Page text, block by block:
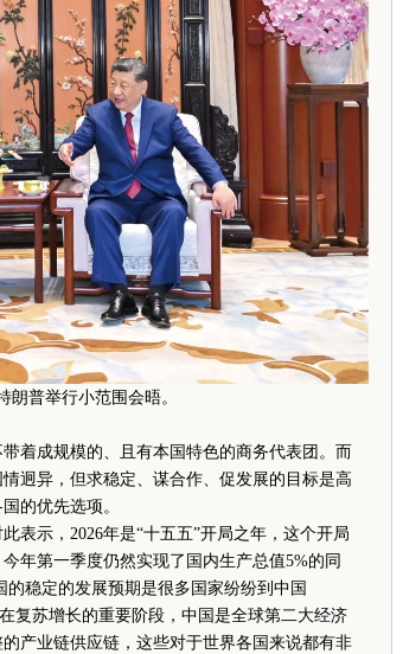
普举行小范围会晤。
成规模的、且有本国特色的商务代表团。而
迥异，但求稳定、谋合作、促发展的目标是高
的优先选项。
示，2026年是“十五五”开局之年，这个开局
年第一季度仍然实现了国内生产总值5%的同
的稳定的发展预期是很多国家纷纷到中国
复苏增长的重要阶段，中国是全球第二大经济
产业链供应链，这些对于世界各国来说都有非